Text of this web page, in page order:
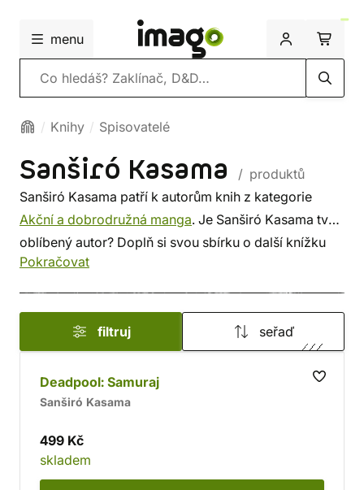
menu
Vyhledávání
Knihy Spisovatelé
Sanširó Kasama
/ produktů
Sanširó Kasama patří k autorům knih z kategorie
Akční a dobrodružná manga. Je Sanširó Kasama tvůj
oblíbený autor? Doplň si svou sbírku o další knížku
tohoto spisovatele, nebo si prohlédni
srdcem, někdo podle autora. U nás si vybereš z méně
známých i z těch proslulých. ✔️ Nabízíme levnou
dopravu, rychlé dodání a bezpečný nákup!
Pokračovat
filtruj seřaď
Deadpool: Samuraj
Sanširó Kasama
499 Kč
skladem